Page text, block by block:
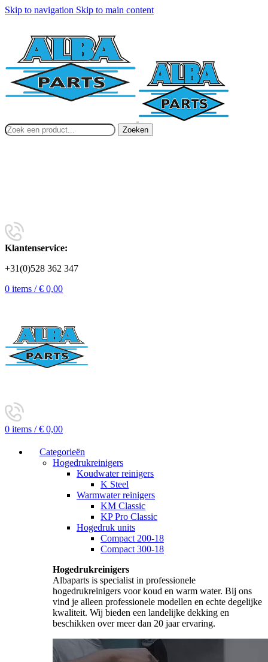
Skip to navigation Skip to main content
Zoeken
Klantenservice:
+31(0)528 362 347
0 items / € 0,00
0 items / € 0,00
Categorieën
Hogedrukreinigers
Koudwater reinigers
K Steel
Warmwater reinigers
KM Classic
KP Pro Classic
Hogedruk units
Compact 200-18
Compact 300-18
Hogedrukreinigers
Albaparts is specialist in professionele
hogedrukreinigers voor koud en warm water. Bij ons
vind je alleen professionele modellen en echte degelijke
kwaliteit. Wij bieden een landelijke dekking en
beschikken over meer dan 20 jaar ervaring.